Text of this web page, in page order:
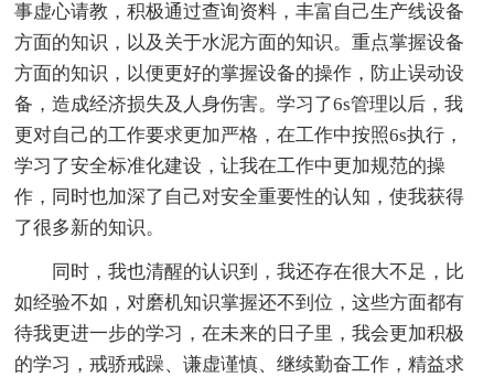
事虚心请教，积极通过查询资料，丰富自己生产线设备
方面的知识，以及关于水泥方面的知识。重点掌握设备
方面的知识，以便更好的掌握设备的操作，防止误动设
备，造成经济损失及人身伤害。学习了6s管理以后，我
更对自己的工作要求更加严格，在工作中按照6s执行，
学习了安全标准化建设，让我在工作中更加规范的操
作，同时也加深了自己对安全重要性的认知，使我获得
了很多新的知识。
同时，我也清醒的认识到，我还存在很大不足，比
如经验不如，对磨机知识掌握还不到位，这些方面都有
待我更进一步的学习，在未来的日子里，我会更加积极
的学习，戒骄戒躁、谦虚谨慎、继续勤奋工作，精益求